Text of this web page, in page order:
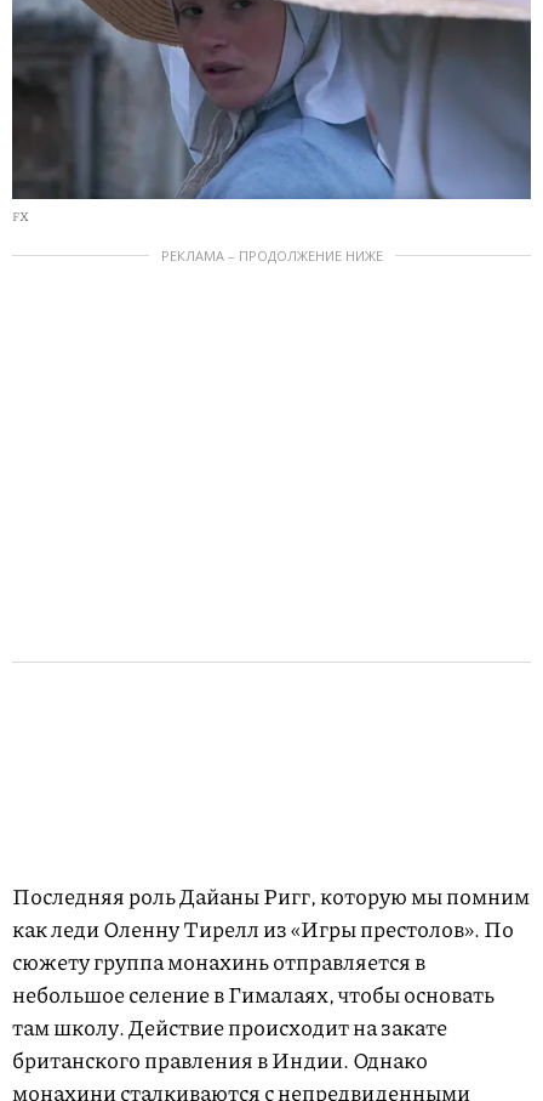
FX
РЕКЛАМА – ПРОДОЛЖЕНИЕ НИЖЕ
Последняя роль Дайаны Ригг, которую мы помним
как леди Оленну Тирелл из «Игры престолов». По
сюжету группа монахинь отправляется в
небольшое селение в Гималаях, чтобы основать
там школу. Действие происходит на закате
британского правления в Индии. Однако
монахини сталкиваются с непредвиденными